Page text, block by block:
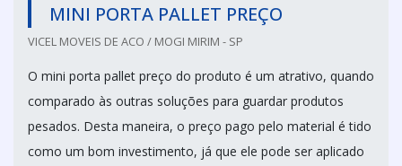
MINI PORTA PALLET PREÇO
VICEL MOVEIS DE ACO / MOGI MIRIM - SP
O mini porta pallet preço do produto é um atrativo, quando
comparado às outras soluções para guardar produtos
pesados. Desta maneira, o preço pago pelo material é tido
como um bom investimento, já que ele pode ser aplicado